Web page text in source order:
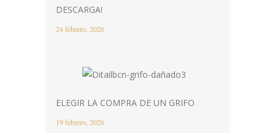
DESCARGA!
24 febrero, 2026
ELEGIR LA COMPRA DE UN GRIFO
19 febrero, 2026